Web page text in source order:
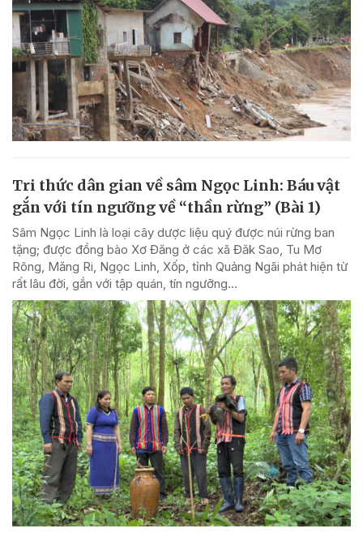
Tri thức dân gian về sâm Ngọc Linh: Báu vật
gắn với tín ngưỡng về “thần rừng” (Bài 1)
Sâm Ngọc Linh là loại cây dược liệu quý được núi rừng ban
tặng; được đồng bào Xơ Đăng ở các xã Đăk Sao, Tu Mơ
Rông, Măng Ri, Ngọc Linh, Xốp, tỉnh Quảng Ngãi phát hiện từ
rất lâu đời, gắn với tập quán, tín ngưỡng...